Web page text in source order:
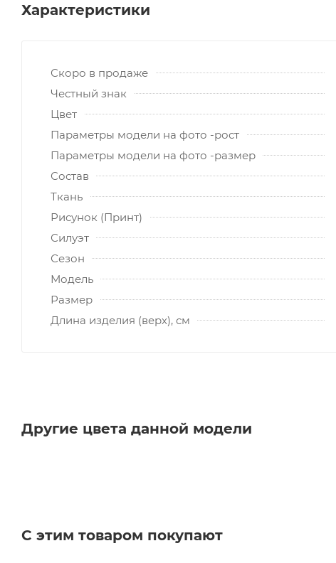
Другие цвета данной модели
С этим товаром покупают
Характеристики
Скоро в продаже
Честный знак
Цвет
Параметры модели на фото -рост
Параметры модели на фото -размер
Состав
Ткань
Рисунок (Принт)
Силуэт
Сезон
Модель
Размер
Длина изделия (верх), см